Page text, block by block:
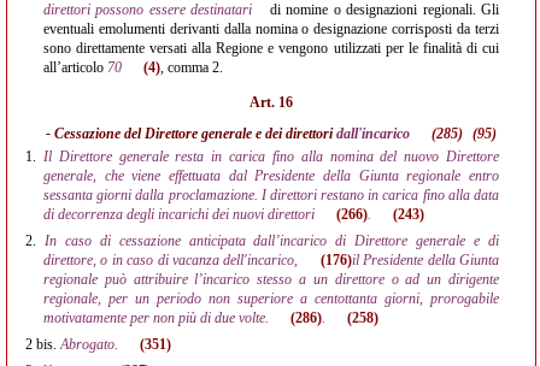
direttori possono essere destinatari
di nomine o designazioni regionali. Gli
eventuali emolumenti derivanti dalla nomina o designazione corrisposti da terzi
sono direttamente versati alla Regione e vengono utilizzati per le finalità di cui
all’articolo 70 (4), comma 2.
Art. 16
- Cessazione del Direttore generale e dei direttoridall'incarico (285) (95)
1. Il Direttore generale resta in carica fino alla nomina del nuovo Direttore
generale, che viene effettuata dal Presidente della Giunta regionale entro
sessanta giorni dalla proclamazione. I direttori restano in carica fino alla data
di decorrenza degli incarichi dei nuovi direttori
(266).
(243)
2. In caso di cessazione anticipata dall’incarico di Direttore generale e di
direttore, o in caso di vacanza dell'incarico,
(176)il Presidente della Giunta
regionale può attribuire l’incarico stesso a un direttore o ad un dirigente
regionale, per un periodo non superiore a centottanta giorni, prorogabile
motivatamente per non più di due volte.
(286).
(258)
2 bis. Abrogato.
(351)